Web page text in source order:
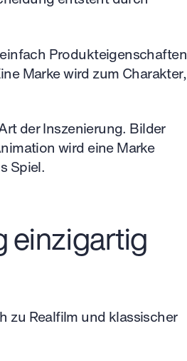
Produkteigenschaften
Marke wird zum Charakter,
der Inszenierung. Bilder
wird eine Marke
Spiel.
einzigartig
zu Realfilm und klassischer